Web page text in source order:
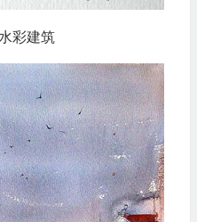
彩建筑